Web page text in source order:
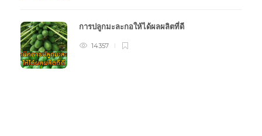
การปลูกมะละกอให้ได้ผลผลิตที่ดี
14357